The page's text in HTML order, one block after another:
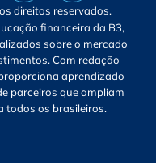
direitos reservados.
financeira da B3,
sobre o mercado
Com redação
aprendizado
parceiros que ampliam
todos os brasileiros.